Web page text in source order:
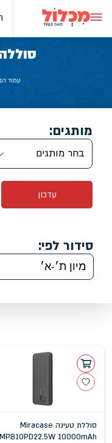
content
עמוד
מותגים:
בחר מותגים
עדכון
סידור לפי:
סוללת טעינה Miracase
MPB10PD22.5W 10000mAh